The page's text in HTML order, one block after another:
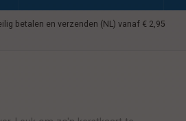
betalen en verzenden (NL) vanaf € 2,95